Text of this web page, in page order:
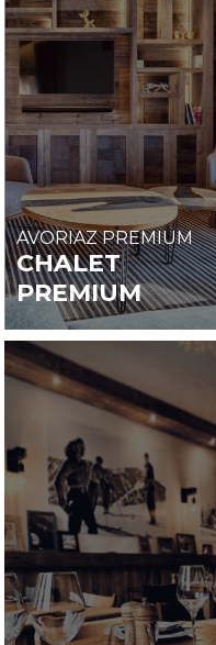
AVORIAZ PREMIUM
CHALET
PREMIUM